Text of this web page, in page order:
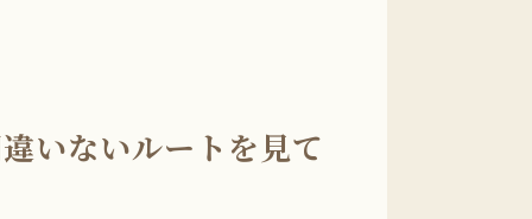
いないルートを見て